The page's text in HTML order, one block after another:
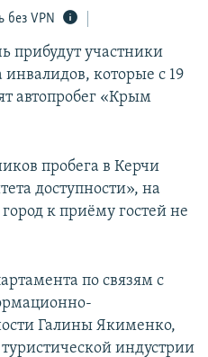
без VPN
прибудут участники
инвалидов, которые с 19
автопробег «Крым
пробега в Керчи
доступности», на
к приёму гостей не
по связям с
Галины Якименко,
индустрии